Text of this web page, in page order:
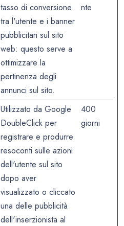
tasso di conversione
tra l'utente e i banner
pubblicitari sul sito
web: questo serve a
ottimizzare la
pertinenza degli
annunci sul sito.
nte
Utilizzato da Google
DoubleClick per
registrare e produrre
resoconti sulle azioni
dell'utente sul sito
dopo aver
visualizzato o cliccato
una delle pubblicità
dell'inserzionista al
400
giorni